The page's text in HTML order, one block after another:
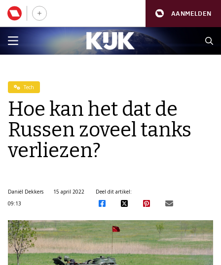
AANMELDEN
Tech
Hoe kan het dat de
Russen zoveel tanks
verliezen?
Daniël Dekkers
15 april 2022
09:13
Deel dit artikel: